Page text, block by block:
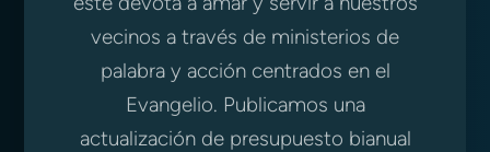
vecinos a través de ministerios de
palabra y acción centrados en el
Evangelio. Publicamos una
actualización de presupuesto bianual